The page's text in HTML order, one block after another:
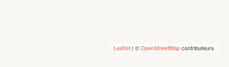
Leaflet | ©OpenStreetMapcontributeurs